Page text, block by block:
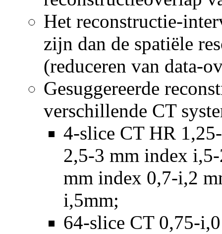
Het reconstructie-
zijn dan de spatiële
(reduceren van data-
Gesuggereerde
verschillende CT
4-slice CT HR
2,5-3 mm index
mm index 0,7-i,2
i,5mm;
64-slice CT 0,75-